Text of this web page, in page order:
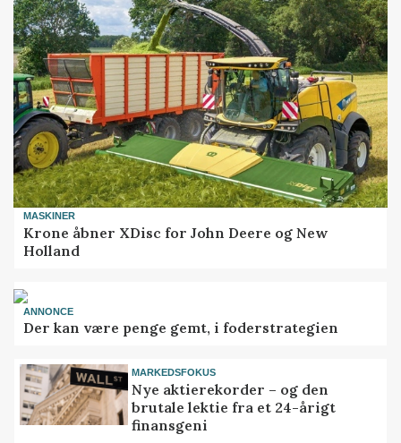
MASKINER
Krone åbner XDisc for John Deere og New
Holland
ANNONCE
Der kan være penge gemt, i foderstrategien
MARKEDSFOKUS
Nye aktierekorder – og den
brutale lektie fra et 24-årigt
finansgeni